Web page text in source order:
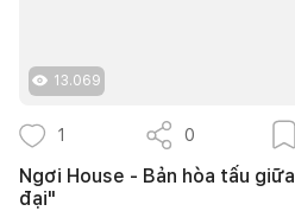
13.069
1 0
Ngơi House - Bản hòa tấu
đại"